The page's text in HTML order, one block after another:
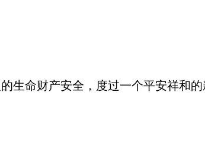
生命财产安全，度过一个平安祥和的